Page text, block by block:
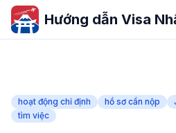
Hướng dẫn Visa
hoạt động chỉ định hồ sơ cần nộp
tìm việc